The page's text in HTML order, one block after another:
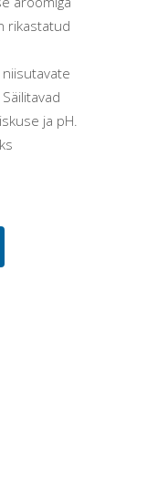
rikastatud
ja pH.